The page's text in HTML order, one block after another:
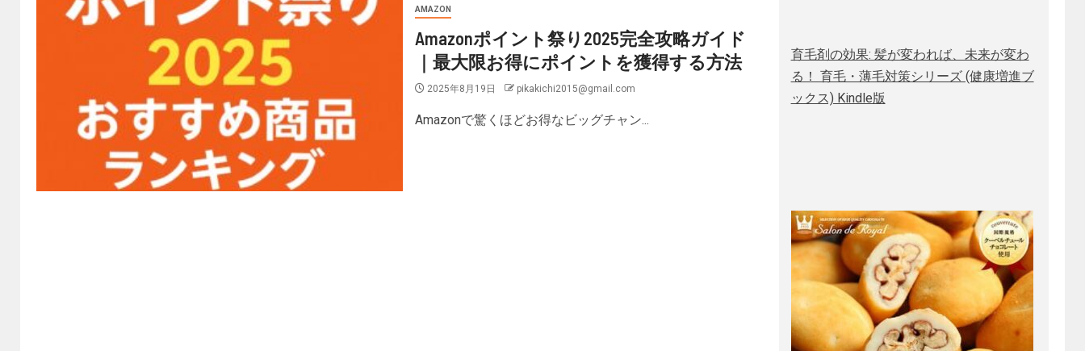
AMAZON
Amazonポイント祭り2025完全攻略ガイド
｜最大限お得にポイントを獲得する方法
2025年8月19日 pikakichi2015@gmail.com
Amazonで驚くほどお得なビッグチャン...
育毛剤の効果: 髪が変われば、未来が変わ
る！ 育毛・薄毛対策シリーズ (健康増進ブ
ックス) Kindle版